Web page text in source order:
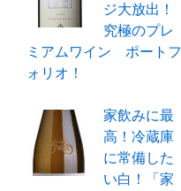
ジ大放出！
究極のプレ
ミアムワイン ポートフ
ォリオ！
家飲みに最
高！冷蔵庫
に常備した
い白！「家